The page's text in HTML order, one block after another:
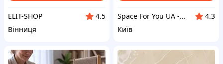
ELIT-SHOP
4.5
Вінниця
Space For You UA - STORE
4.3
Київ